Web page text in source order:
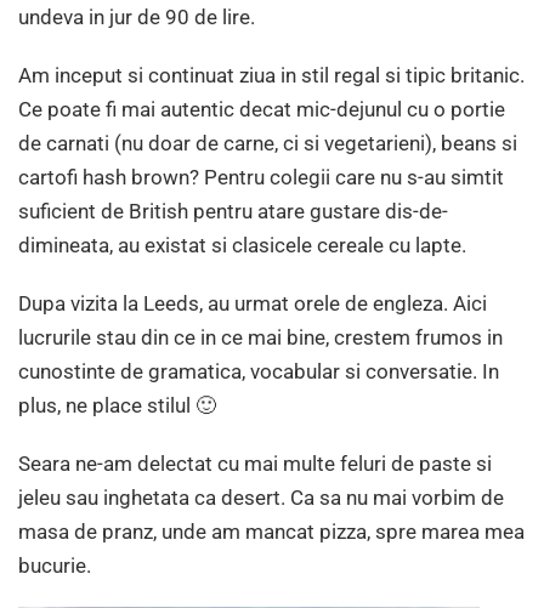
undeva in jur de 90 de lire.
Am inceput si continuat ziua in stil regal si tipic britanic.
Ce poate fi mai autentic decat mic-dejunul cu o portie
de carnati (nu doar de carne, ci si vegetarieni), beans si
cartofi hash brown? Pentru colegii care nu s-au simtit
suficient de British pentru atare gustare dis-de-
dimineata, au existat si clasicele cereale cu lapte.
Dupa vizita la Leeds, au urmat orele de engleza. Aici
lucrurile stau din ce in ce mai bine, crestem frumos in
cunostinte de gramatica, vocabular si conversatie. In
plus, ne place stilul 🙂
Seara ne-am delectat cu mai multe feluri de paste si
jeleu sau inghetata ca desert. Ca sa nu mai vorbim de
masa de pranz, unde am mancat pizza, spre marea mea
bucurie.